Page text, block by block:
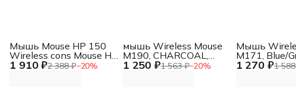
1 910 ₽2 388 ₽−20%
Мышь Mouse HP 150
Wireless cons Mouse HP
150 Wireless cons
1 250 ₽1 563 ₽−20%
мышь Wireless Mouse
M190, CHARCOAL,
[910-005905] Wireless
1 270 ₽1
Мышь
M171, Blue/
006866]